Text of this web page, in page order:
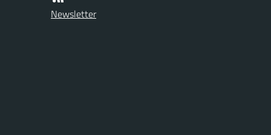
Newsletter